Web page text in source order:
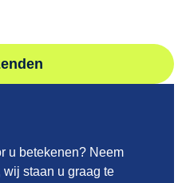
u betekenen? Neem
wij staan u graag te